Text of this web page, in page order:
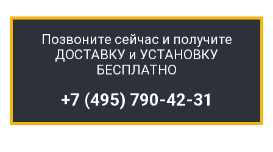
Позвоните сейчас и получите
ДОСТАВКУ и УСТАНОВКУ
БЕСПЛАТНО
+7 (495) 790-42-31